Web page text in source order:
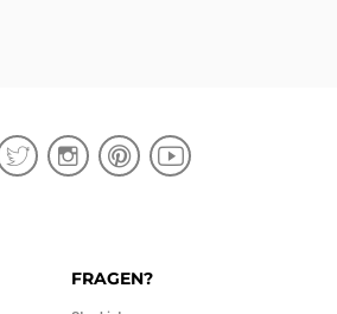
FRAGEN?